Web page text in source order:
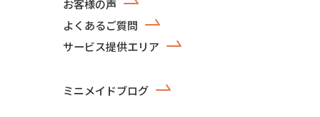
お客様の声
よくあるご質問
サービス提供エリア
ミニメイドブログ